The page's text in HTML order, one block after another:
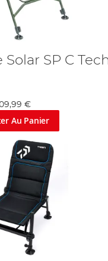
En étant que les
le poisson du rêve.
Solar SP C
€
Au Panier